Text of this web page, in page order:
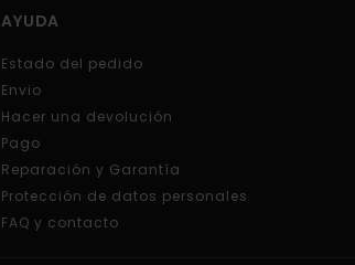
AYUDA
Estado del pedido
Envio
Hacer una devolución
Pago
Reparación y Garantía
Protección de datos personales
FAQ y contacto